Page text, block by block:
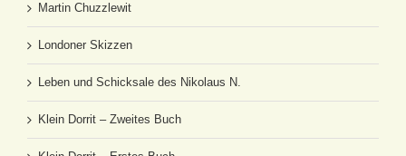
Martin Chuzzlewit
Londoner Skizzen
Leben und Schicksale des Nikolaus N.
Klein Dorrit – Zweites Buch